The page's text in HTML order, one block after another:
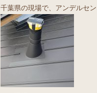
千葉県の現場で、アンデルセ